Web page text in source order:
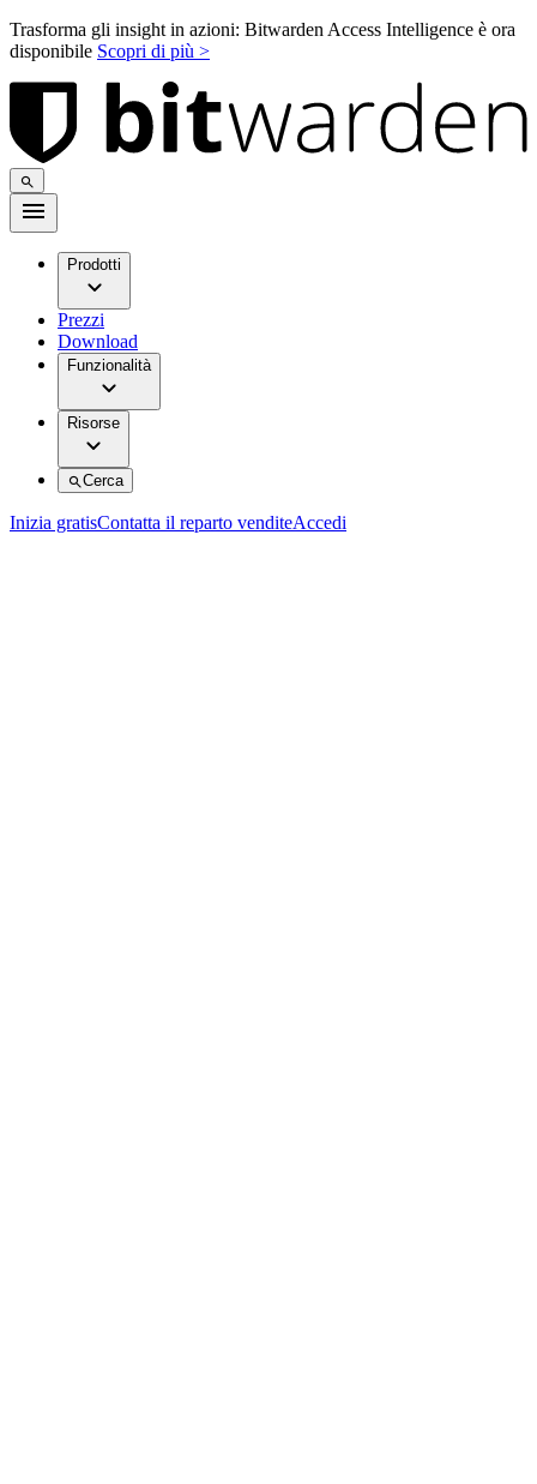
Trasforma gli insight in azioni: Bitwarden Access Intelligence è ora
disponibile Scopri di più >
Prodotti
Prezzi
Download
Funzionalità
Risorse
Cerca
Inizia gratisContatta il reparto venditeAccedi